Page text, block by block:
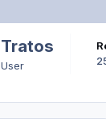
Tratos
User